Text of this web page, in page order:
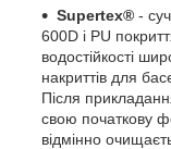
Supertex® -
600D і PU
водостійкості
накриттів для
Після
свою початкову
відмінно